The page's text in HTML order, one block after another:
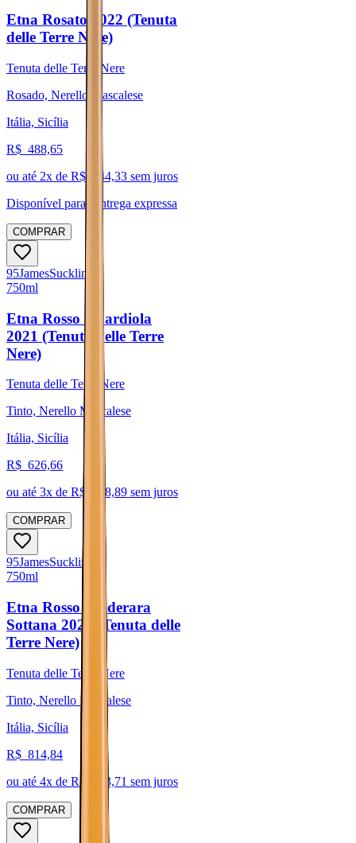
Etna Rosato 2022 (Tenuta
delle Terre Nere)
Tenuta delle Terre Nere
Rosado, Nerello Mascalese
Itália, Sicília
R$ 488,65
ou até 2x de R$ 244,33 sem juros
Disponível para:
Entrega expressa
COMPRAR
95JamesSuckling
750ml
Etna Rosso Guardiola
2021 (Tenuta delle Terre
Nere)
Tenuta delle Terre Nere
Tinto, Nerello Mascalese
Itália, Sicília
R$ 626,66
ou até 3x de R$ 208,89 sem juros
COMPRAR
95JamesSuckling
750ml
Etna Rosso Calderara
Sottana 2021 (Tenuta delle
Terre Nere)
Tenuta delle Terre Nere
Tinto, Nerello Mascalese
Itália, Sicília
R$ 814,84
ou até 4x de R$ 203,71 sem juros
COMPRAR